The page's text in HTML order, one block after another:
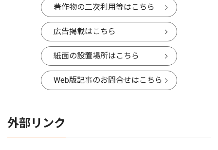
著作物の二次利用等はこちら
広告掲載はこちら
紙面の設置場所はこちら
Web版記事のお問合せはこちら
外部リンク